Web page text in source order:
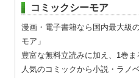
コミックシーモア
漫画・電子書籍なら国内最大級
モア」
豊富な無料立読みに加え、1巻
人気のコミックから小説・ラノ